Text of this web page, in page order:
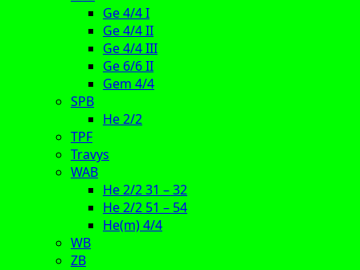
Ge 4/4 I
Ge 4/4 II
Ge 4/4 III
Ge 6/6 II
Gem 4/4
SPB
He 2/2
TPF
Travys
WAB
He 2/2 31 – 32
He 2/2 51 – 54
He(m) 4/4
WB
ZB